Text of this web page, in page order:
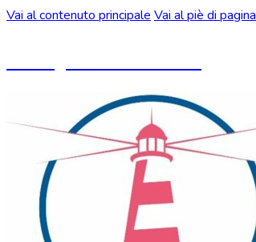
Vai al contenuto principale Vai al piè di pagina